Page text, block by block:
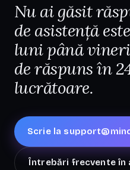
Nu ai găsit
de asistență
luni până
de răspuns în
lucrătoare.
Scrie la
Întrebări frecvente în